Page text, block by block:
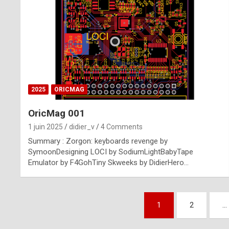
2025 ORICMAG
OricMag 001
1 juin 2025 didier_v 4 Comments
Summary : Zorgon: keyboards revenge by
SymoonDesigning LOCI by SodiumLightBabyTape
Emulator by F4GohTiny Skweeks by DidierHero…
1 2 …